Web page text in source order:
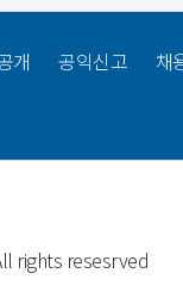
rights resesrved
개 공익신고
채